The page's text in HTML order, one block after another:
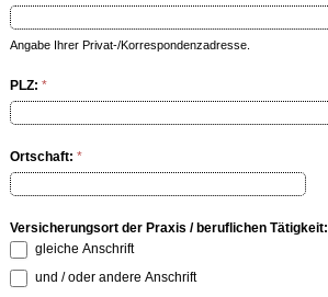
Angabe Ihrer Privat-/Korrespondenzadresse.
PLZ: *
Ortschaft: *
Versicherungsort der Praxis / beruflichen Tätigkeit:
gleiche Anschrift
und / oder andere Anschrift